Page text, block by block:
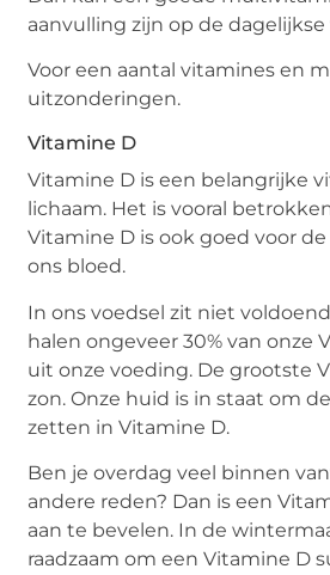
aanvulling zijn op de
Voor een aantal vitamines en
uitzonderingen.
Vitamine D
Vitamine D is een belangrijke
lichaam. Het is vooral
Vitamine D is ook goed voor
ons bloed.
In ons voedsel zit niet
halen ongeveer 30% van onze
uit onze voeding. De grootste
zon. Onze huid is in staat om
zetten in Vitamine D.
Ben je overdag veel binnen
andere reden? Dan is een
aan te bevelen. In de
raadzaam om een Vitamine D